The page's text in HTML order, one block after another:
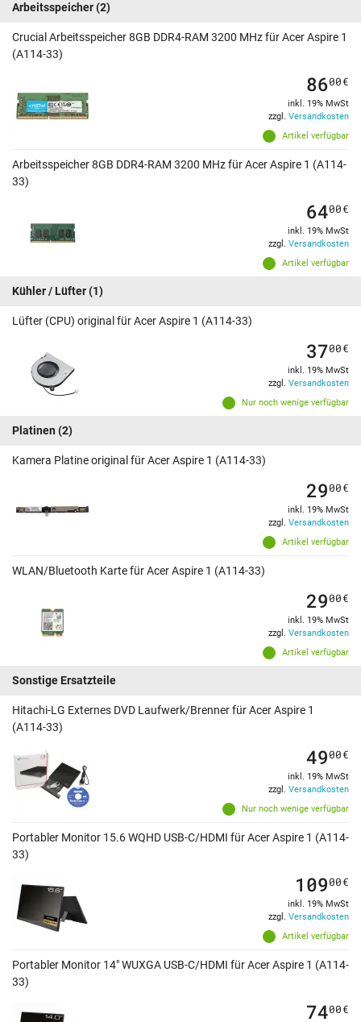
Arbeitsspeicher(2)
Crucial Arbeitsspeicher 8GB DDR4-RAM 3200 MHz für Acer Aspire 1
(A114-33)
Artikel verfügbar
8600€
inkl. 19% MwSt
zzgl. Versandkosten
Arbeitsspeicher 8GB DDR4-RAM 3200 MHz für Acer Aspire 1 (A114-
33)
Artikel verfügbar
6400€
inkl. 19% MwSt
zzgl. Versandkosten
Kühler / Lüfter(1)
Lüfter (CPU) original für Acer Aspire 1 (A114-33)
Nur noch wenige verfügbar
3700€
inkl. 19% MwSt
zzgl. Versandkosten
Platinen (2)
Kamera Platine original für Acer Aspire 1 (A114-33)
Artikel verfügbar
2900€
inkl. 19% MwSt
zzgl. Versandkosten
WLAN/Bluetooth Karte für Acer Aspire 1 (A114-33)
Artikel verfügbar
2900€
inkl. 19% MwSt
zzgl. Versandkosten
Sonstige Ersatzteile
Hitachi-LG Externes DVD Laufwerk/Brenner für Acer Aspire 1
(A114-33)
Nur noch wenige verfügbar
4900€
inkl. 19% MwSt
zzgl. Versandkosten
Portabler Monitor 15.6 WQHD USB-C/HDMI für Acer Aspire 1 (A114-
33)
Artikel verfügbar
10900€
inkl. 19% MwSt
zzgl. Versandkosten
Portabler Monitor 14" WUXGA USB-C/HDMI für Acer Aspire 1 (A114-
33)
7400€